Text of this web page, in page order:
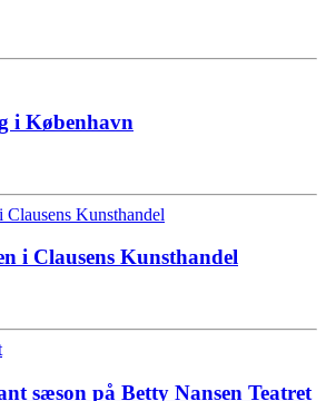
i København
i Clausens Kunsthandel
sæson på Betty Nansen Teatret